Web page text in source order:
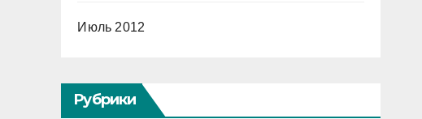
Июль 2012
Рубрики